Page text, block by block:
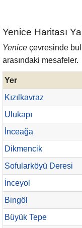
Yenice Haritası
Yenice çevresinde
arasındaki mesafeler.
Yer
Kızılkavraz
Ulukapı
İnceağa
Dikmencik
Sofularköyü Deresi
İnceyol
Bingöl
Büyük Tepe